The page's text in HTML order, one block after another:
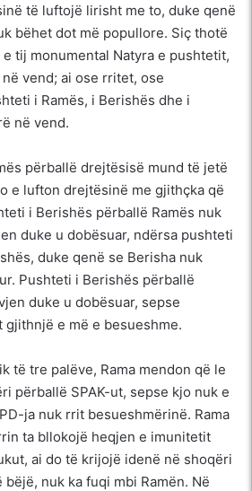
të luftojë lirisht me to, duke qenë
bëhet dot më popullore. Siç thotë
tij monumental Natyra e pushtetit,
vend; ai ose rritet, ose
i Ramës, i Berishës dhe i
në vend.
përballë drejtësisë mund të jetë
e lufton drejtësinë me gjithçka që
i Berishës përballë Ramës nuk
duke u dobësuar, ndërsa pushteti
duke qenë se Berisha nuk
Pushteti i Berishës përballë
duke u dobësuar, sepse
e më e besueshme.
të tre palëve, Rama mendon që le
përballë SPAK-ut, sepse kjo nuk e
ja nuk rrit besueshmërinë. Rama
ta bllokojë heqjen e imunitetit
ai do të krijojë idenë në shoqëri
bëjë, nuk ka fuqi mbi Ramën. Në